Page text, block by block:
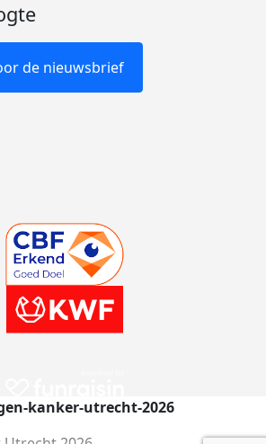
de nieuwsbrief
kanker-utrecht-2026